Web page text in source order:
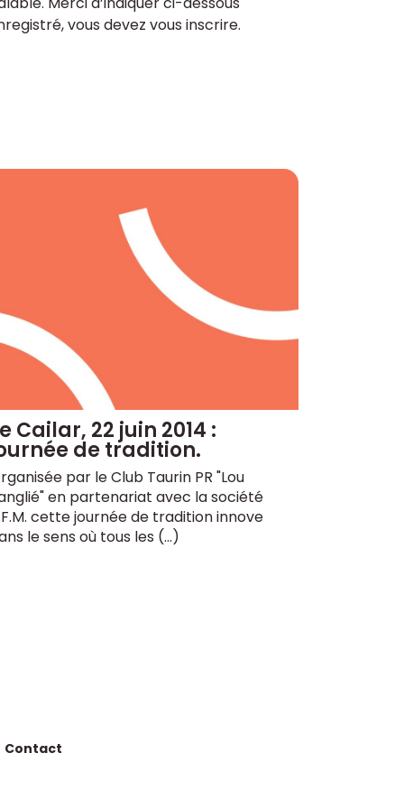
vous devez vous inscrire.
Cailar, 22 juin 2014 :
de tradition.
par le Club Taurin PR "Lou
en partenariat avec la société
cette journée de tradition innove
le sens où tous les (…)
Contact